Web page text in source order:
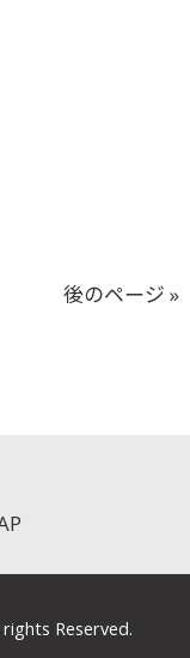
後のページ »
rights Reserved.